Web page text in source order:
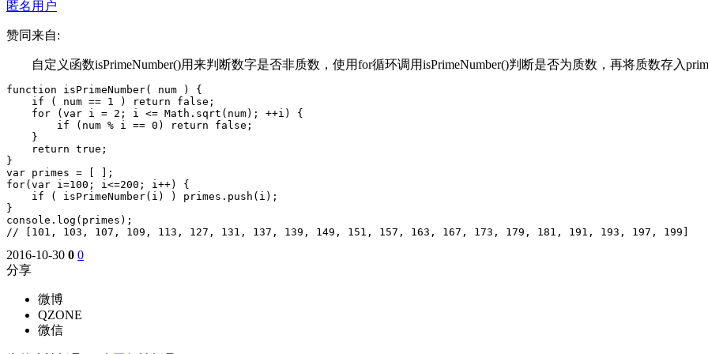
匿名用户
赞同来自:
自定义函数isPrimeNumber()用来判断数字是否非质数，使用for循环调用isPrimeNumber()判断是否为质数，再将质数存入
function isPrimeNumber( num ) {
    if ( num == 1 ) return false;
    for (var i = 2; i <= Math.sqrt(num); ++i) {
        if (num % i == 0) return false;
    }
    return true;
}
var primes = [ ];
for(var i=100; i<=200; i++) {
    if ( isPrimeNumber(i) ) primes.push(i);
}
console.log(primes);
// [101, 103, 107, 109, 113, 127, 131, 137, 139, 149, 151, 157, 163, 167, 173, 179, 181, 191, 193, 197, 199]
2016-10-30 0 0
分享
微博
QZONE
微信